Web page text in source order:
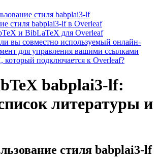
стиля babplai3-lf
стиля babplai3-lf в Overleaf
и BibLaTeX для Overleaf
вы совместно используемый онлайн-
для управления вашими ссылками
который подключается к Overleaf?
babplai3-lf:
литературы и
стиля babplai3-lf